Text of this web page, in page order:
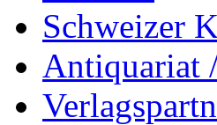
Schweizer
Antiquariat